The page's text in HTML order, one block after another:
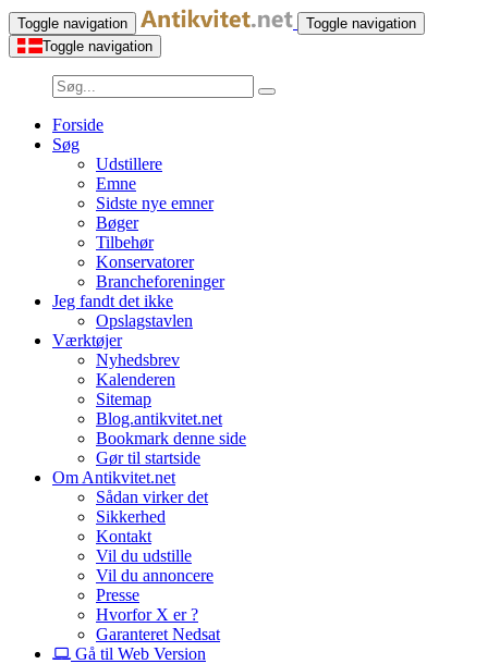
Toggle navigation
Toggle navigation
Toggle navigation
Forside
Søg
Udstillere
Emne
Sidste nye emner
Bøger
Tilbehør
Konservatorer
Brancheforeninger
Jeg fandt det ikke
Opslagstavlen
Værktøjer
Nyhedsbrev
Kalenderen
Sitemap
Blog.antikvitet.net
Bookmark denne side
Gør til startside
Om Antikvitet.net
Sådan virker det
Sikkerhed
Kontakt
Vil du udstille
Vil du annoncere
Presse
Hvorfor X er ?
Garanteret Nedsat
Gå til Web Version